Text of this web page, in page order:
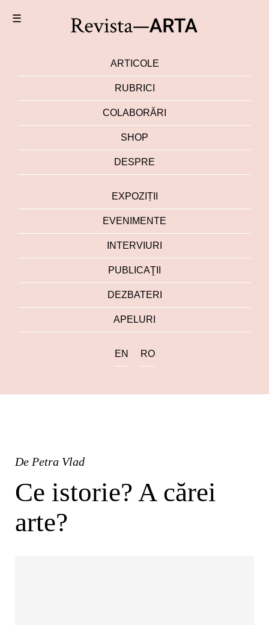
☰
ARTICOLE
RUBRICI
COLABORĂRI
SHOP
DESPRE
EXPOZIȚII
EVENIMENTE
INTERVIURI
PUBLICAŢII
DEZBATERI
APELURI
EN RO
De Petra Vlad
Ce istorie? A cărei
arte?